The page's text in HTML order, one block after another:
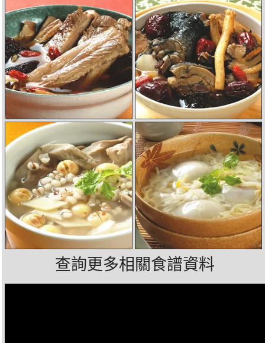
查詢更多相關食譜資料